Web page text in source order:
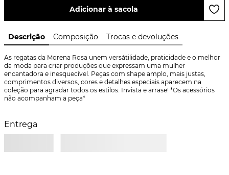
Adicionar à sacola
Descrição Composição Trocas e devoluções
As regatas da Morena Rosa unem versátilidade, praticidade e o melhor
da moda para criar produções que expressam uma mulher
encantadora e inesquecível. Peças com shape amplo, mais justas,
comprimentos diversos, cores e detalhes especiais aparecem na
coleção para agradar todos os estilos. Invista e arrase! *Os acessórios
não acompanham a peça*
Entrega